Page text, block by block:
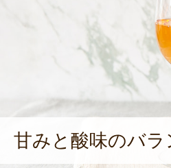
甘みと酸味のバ